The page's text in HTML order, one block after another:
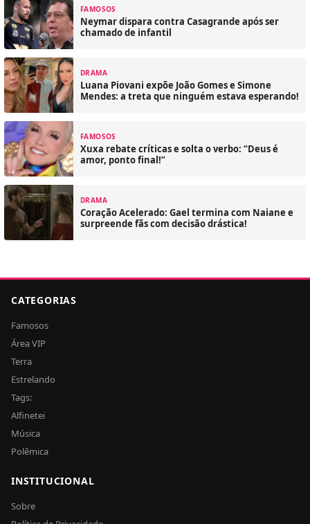
FAMOSOS
Neymar dispara contra Casagrande após ser
chamado de infantil
DRAMA
Luana Piovani expõe João Gomes e Simone
Mendes: a treta que ninguém estava esperando!
FAMOSOS
Xuxa rebate críticas e solta o verbo: “Deus é
amor, ponto final!”
DRAMA
Coração Acelerado: Gael termina com Naiane e
surpreende fãs com decisão drástica!
CATEGORIAS
Famosos
Área VIP
Terra
Estrelando
Tags:
Alfinetei
Música
Polêmica
INSTITUCIONAL
Sobre